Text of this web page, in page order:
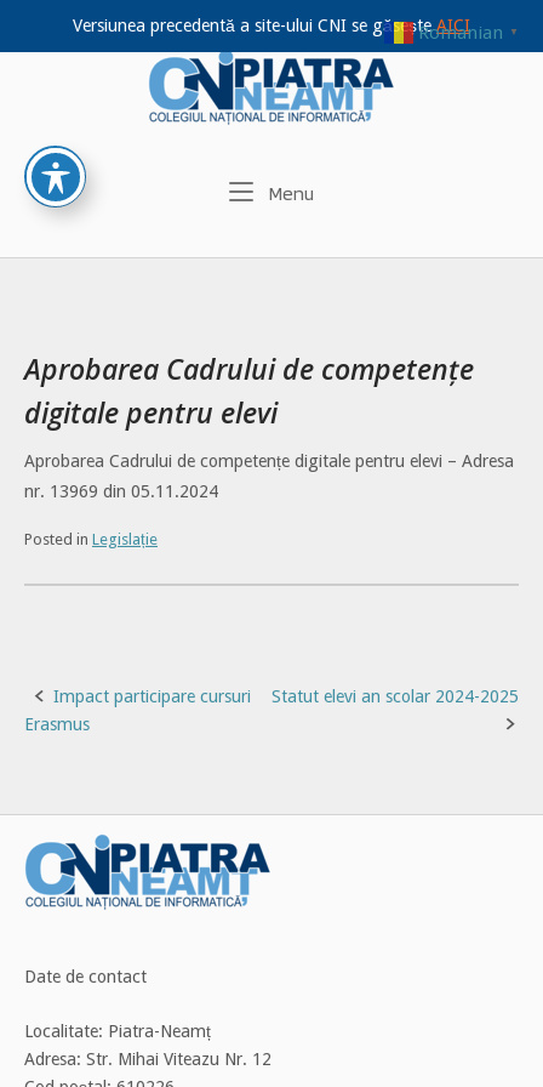
Versiunea precedentă a site-ului CNI se găseșteAICI
Home
Menu
Aprobarea Cadrului de competențe
digitale pentru elevi
Aprobarea Cadrului de competențe digitale pentru elevi – Adresa
nr. 13969 din 05.11.2024
Posted in Legislație
Post
Impact participare cursuri
Erasmus
Statut elevi an scolar 2024-2025
Date de contact
Localitate: Piatra-Neamț
Adresa: Str. Mihai Viteazu Nr. 12
Romanian ▼